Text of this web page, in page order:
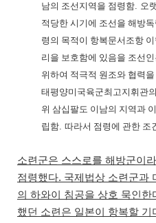
남의 조선지역을 점령함. 오
적당한 시기에 조선을 해방
령의 목적이 항복문서조항
리을 보호함에 있음을 조선
위하여 적극적 원조와 협력
태평양미국육군최고지휘관
위 삼십팔도 이남의 지역과
립함.따라서 점령에 관한 조
소련군은 스스로를 해방군이
점령했다. 국제법상 소련군과
의 하와이 침공을 상호 묵인
했던 소련은 일본이 항복할 기